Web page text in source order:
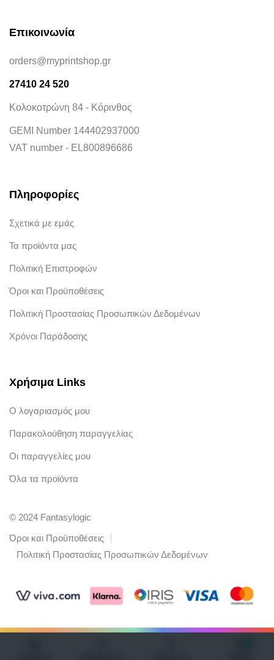
Επικοινωνία
orders@myprintshop.gr
27410 24 520
Κολοκοτρώνη 84 - Κόρινθος
GEMI Number 144402937000
VAT number - EL800896686
Πληροφορίες
Σχετικά με εμάς
Τα προϊόντα μας
Πολιτική Επιστροφών
Όροι και Προϋποθέσεις
Πολιτική Προστασίας Προσωπικών Δεδομένων
Χρόνοι Παράδοσης
Χρήσιμα Links
Ο λογαριασμός μου
Παρακολούθηση παραγγελίας
Οι παραγγελίες μου
Όλα τα προϊόντα
© 2024 Fantasylogic
Όροι και Προϋποθέσεις
Πολιτική Προστασίας Προσωπικών Δεδομένων